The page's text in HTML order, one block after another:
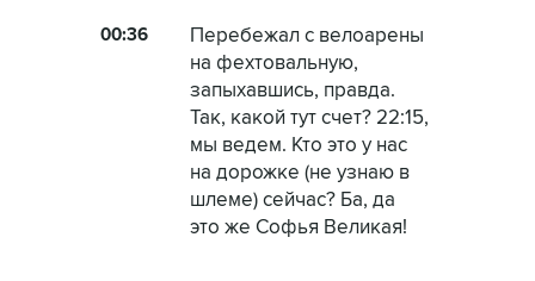
00:36
Перебежал с велоарены
на фехтовальную,
запыхавшись, правда.
Так, какой тут счет? 22:15,
мы ведем. Кто это у нас
на дорожке (не узнаю в
шлеме) сейчас? Ба, да
это же Софья Великая!